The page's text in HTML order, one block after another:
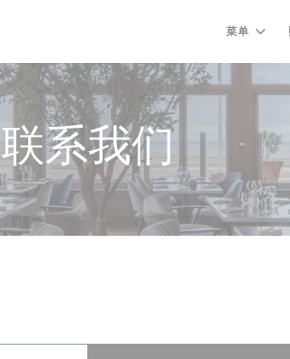
菜单
联系我们